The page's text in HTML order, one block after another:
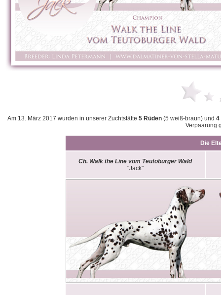
Am 13. März 2017 wurden in unserer Zuchtstätte 5 Rüden(5 weiß-braun) und 4
Verpaarung
Die
Ch. Walk the Line vom Teutoburger Wald
"Jack"